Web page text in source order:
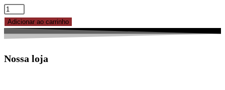
CHOCOLATE
AMARGO
56%
-
Adicionar ao carrinho
Nossa loja